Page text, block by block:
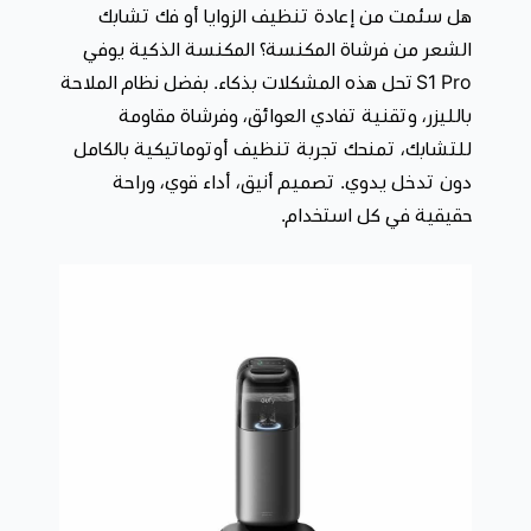
العالقة والشوائب العنيدة بسهولة من السجاد والأسطح
الصلبة.
تعقيم يصل إلى مستوى جديد
هل سئمت من إعادة تنظيف الزوايا أو فك تشابك
الشعر من فرشاة المكنسة؟ المكنسة الذكية يوفي
S1 Pro تحل هذه المشكلات بذكاء. بفضل نظام الملاحة
بالليزر، وتقنية تفادي العوائق، وفرشاة مقاومة
للتشابك، تمنحك تجربة تنظيف أوتوماتيكية بالكامل
دون تدخل يدوي. تصميم أنيق، أداء قوي، وراحة
حقيقية في كل استخدام.